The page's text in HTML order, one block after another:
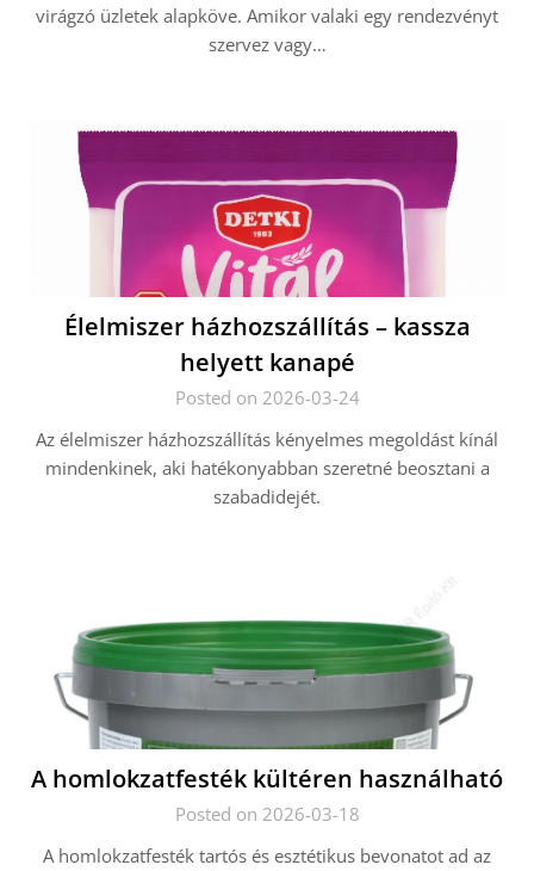
virágzó üzletek alapköve. Amikor valaki egy rendezvényt
szervez vagy…
Élelmiszer házhozszállítás – kassza
helyett kanapé
Posted on 2026-03-24
Az élelmiszer házhozszállítás kényelmes megoldást kínál
mindenkinek, aki hatékonyabban szeretné beosztani a
szabadidejét.
A homlokzatfesték kültéren használható
Posted on 2026-03-18
A homlokzatfesték tartós és esztétikus bevonatot ad az